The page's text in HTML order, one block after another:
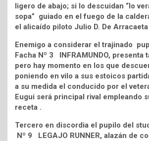
ligero de abajo; si lo descuidan “lo
sopa” guiado en el fuego de la
el alicaído piloto Julio D. De Arracaeta
Enemigo a considerar el trajinado
Facha Nº 3 INFRAMUNDO, presenta
pero hay momento en los que
poniendo en vilo a sus estoicos
a su medida el conducido por el
Eugui será principal rival empleando
receta .
Tercero en discordia el pupilo del
Nº 9 LEGAJO RUNNER, alazán de